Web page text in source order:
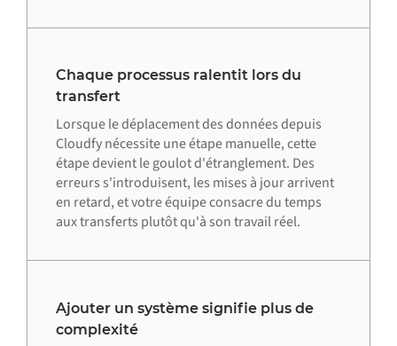
Chaque processus ralentit lors du
transfert
Lorsque le déplacement des données depuis
Cloudfy nécessite une étape manuelle, cette
étape devient le goulot d'étranglement. Des
erreurs s'introduisent, les mises à jour arrivent
en retard, et votre équipe consacre du temps
aux transferts plutôt qu'à son travail réel.
Ajouter un système signifie plus de
complexité